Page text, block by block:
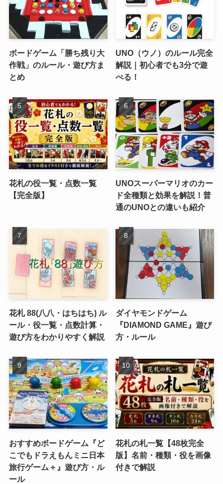
ボードゲーム「勝ち残り大
作戦」のルール・遊び方ま
とめ
UNO（ウノ）のルール完全
解説｜初心者でも3分で遊
べる！
花札の役一覧・点数一覧
【完全版】
UNOスーパーマリオのカー
ド全種類と効果を解説！普
通のUNOとの違いも紹介
花札 88(八八・はちはち) ル
ール・役一覧・点数計算・
遊び方をわかりやすく解説
ダイヤモンドゲーム
『DIAMOND GAME』遊び
方・ルール
おすすめボードゲーム『ど
こでもドラえもんミニ日本
旅行ゲーム＋』遊び方・ル
ール
花札の札一覧【48枚完全
版】名前・種類・役を画像
付きで解説